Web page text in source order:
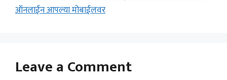
ऑनलाईन आपल्या मोबाईलवर
Leave a Comment